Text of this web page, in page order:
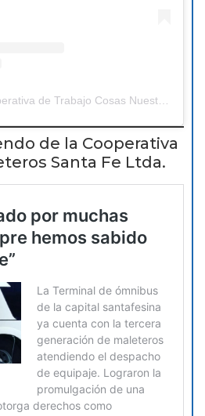
A post shared by Cooperativa de Trabajo Cosas Nuestras (@cooperativacosasnuestras)
de la Cooperativa
Santa Fe Ltda.